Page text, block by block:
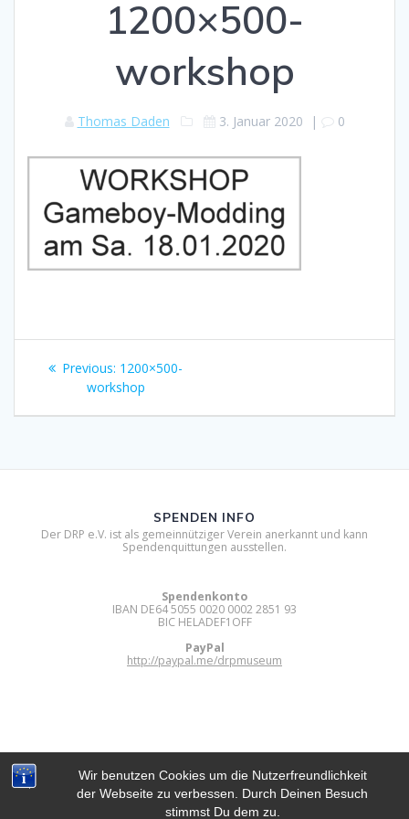
Wir benutzen Cookies um die Nutzerfreundlichkeit
der Webseite zu verbessen. Durch Deinen Besuch
stimmst Du dem zu.
1200×500-
workshop
Thomas Daden 3. Januar 2020 | 0
Beitragsnavigation
Previous: Previous
post:
1200×500-
workshop
DIGITAL RETRO PARK E.V.
SPENDEN INFO
Der DRP e.V. ist als gemeinnütziger Verein anerkannt und kann
Spendenquittungen ausstellen.
Spendenkonto
IBAN DE64 5055 0020 0002 2851 93
BIC HELADEF1OFF
PayPal
http://paypal.me/drpmuseum